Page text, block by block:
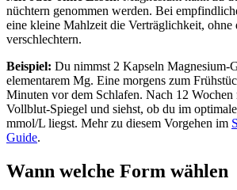
nüchtern genommen werden. Bei
eine kleine Mahlzeit die Verträglichkeit, ohne
verschlechtern.
Beispiel: Du nimmst 2 Kapseln Magnesium-
elementarem Mg. Eine morgens zum
Minuten vor dem Schlafen. Nach 12 Wochen
Vollblut-Spiegel und siehst, ob du im
mmol/L liegst. Mehr zu diesem Vorgehen im
Guide.
Wann welche Form wählen